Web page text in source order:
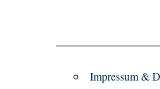
Impressum &